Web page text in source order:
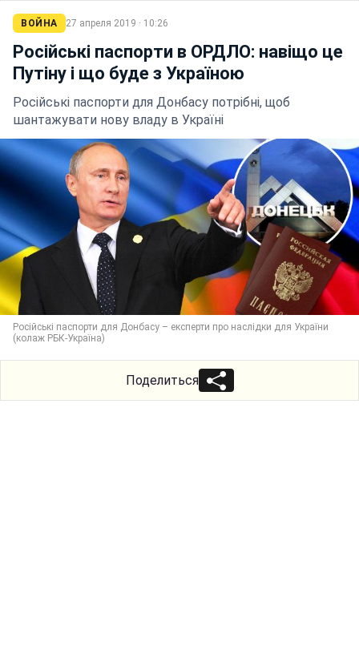
ВОЙНА 27 апреля 2019 · 10:26
Російські паспорти в ОРДЛО: навіщо це
Путіну і що буде з Україною
Російські паспорти для Донбасу потрібні, щоб
шантажувати нову владу в Україні
Російські паспорти для Донбасу – експерти про наслідки для України
(колаж РБК-Україна)
Поделиться